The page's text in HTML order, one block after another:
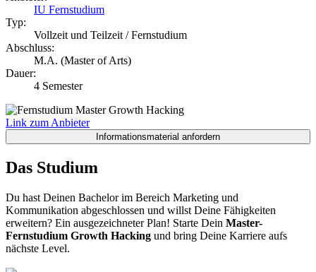
IU Fernstudium
Typ:
Vollzeit und Teilzeit / Fernstudium
Abschluss:
M.A. (Master of Arts)
Dauer:
4 Semester
Link zum Anbieter
Das Studium
Du hast Deinen Bachelor im Bereich Marketing und
Kommunikation abgeschlossen und willst Deine Fähigkeiten
erweitern? Ein ausgezeichneter Plan! Starte Dein Master-
Fernstudium Growth Hacking und bring Deine Karriere aufs
nächste Level.